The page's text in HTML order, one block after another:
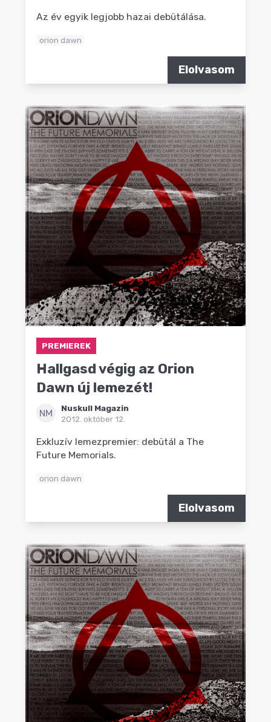
Az év egyik legjobb hazai debütálása.
orion dawn
Elolvasom
PREMIEREK
Hallgasd végig az Orion
Dawn új lemezét!
NM
Nuskull Magazin
2012. október 12.
Exkluzív lemezpremier: debütál a The
Future Memorials.
orion dawn
Elolvasom